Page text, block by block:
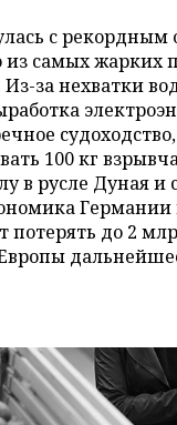
с
из самых жарких
за нехватки
100 кг
в русле Дуная и
Германии
потерять до 2